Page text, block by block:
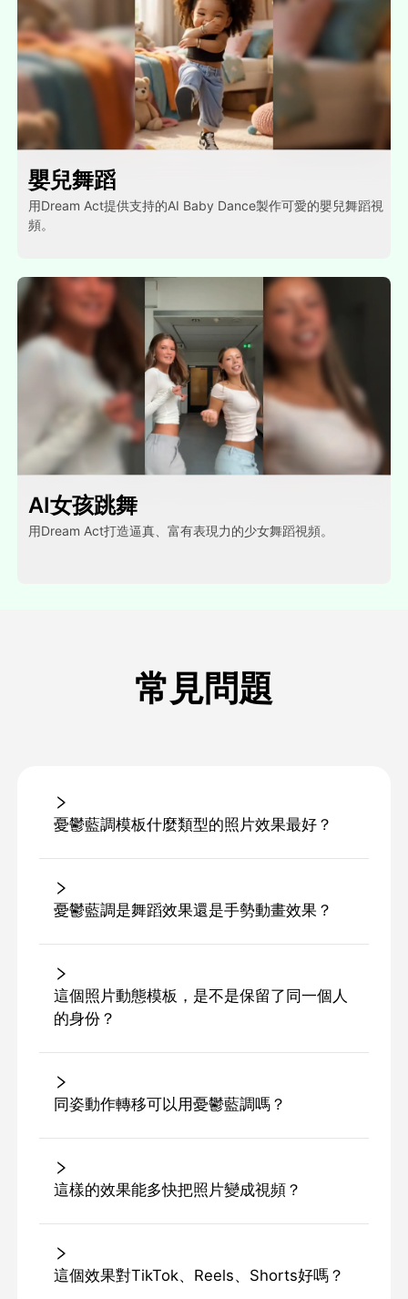
嬰兒舞蹈
用Dream Act提供支持的AI Baby Dance製作可愛的嬰兒舞蹈視
頻。
AI女孩跳舞
用Dream Act打造逼真、富有表現力的少女舞蹈視頻。
常見問題
憂鬱藍調模板什麼類型的照片效果最好？
憂鬱藍調是舞蹈效果還是手勢動畫效果？
這個照片動態模板，是不是保留了同一個人
的身份？
同姿動作轉移可以用憂鬱藍調嗎？
這樣的效果能多快把照片變成視頻？
這個效果對TikTok、Reels、Shorts好嗎？